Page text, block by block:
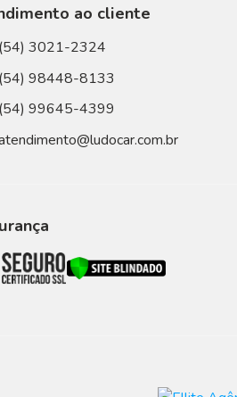
ao cliente
3021-2324
98448-8133
99645-4399